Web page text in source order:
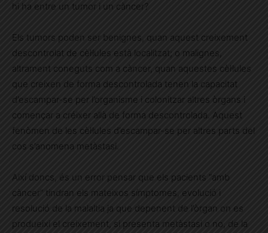
hi ha entre un tumor i un càncer?
Els tumors poden ser benignes, quan aquest creixement
descontrolat de cèl·lules està localitzat; o malignes,
altrament coneguts com a càncer, quan aquestes cèl·lules
que creixen de forma descontrolada tenen la capacitat
d’escampar-se per l’organisme i colonitzar altres òrgans i
començar a créixer allà de forma descontrolada. Aquest
fenòmen de les cèl·lules d’escampar-se per altres parts del
cos s’anomena metàstasi.
Així doncs, és un error pensar que els pacients “amb
càncer” tindran els mateixos símptomes, evolució i
resolució de la malaltia ja que depenent de l’òrgan on es
produeixi el creixement, si presenta metàstasi o no, de la